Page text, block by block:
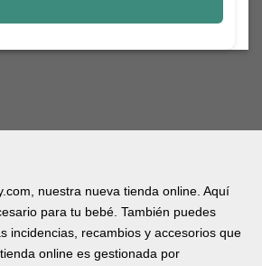
nuestra nueva tienda online. Aquí
para tu bebé. También puedes
incidencias, recambios y accesorios que
online es gestionada por